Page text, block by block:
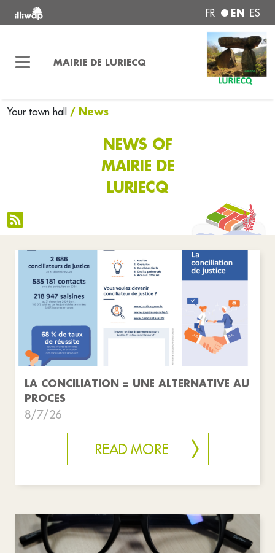
FR EN ES
MAIRIE DE LURIECQ
Your town hall / News
NEWS OF
MAIRIE DE
LURIECQ
LA CONCILIATION = UNE ALTERNATIVE AU
PROCES
8/7/26
READ MORE